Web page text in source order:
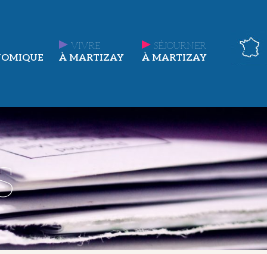
VIVRE
À MARTIZAY
SÉJOURNER
À MARTIZAY